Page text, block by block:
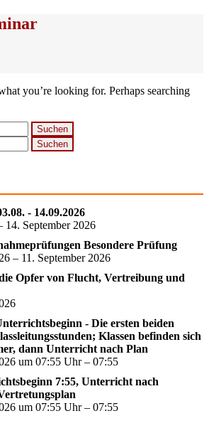
you’re looking for. Perhaps searching
- 14.09.2026
14. September 2026
Besondere Prüfung
– 11. September 2026
Opfer von Flucht, Vertreibung und
- Die ersten beiden
Klassen befinden sich
dann Unterricht nach Plan
um 07:55 Uhr – 07:55
7:55, Unterricht nach
um 07:55 Uhr – 07:55